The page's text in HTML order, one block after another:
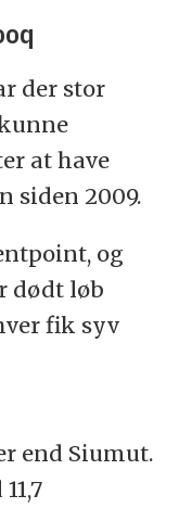
der stor
at have
siden 2009.
og
dødt løb
fik syv
end Siumut.